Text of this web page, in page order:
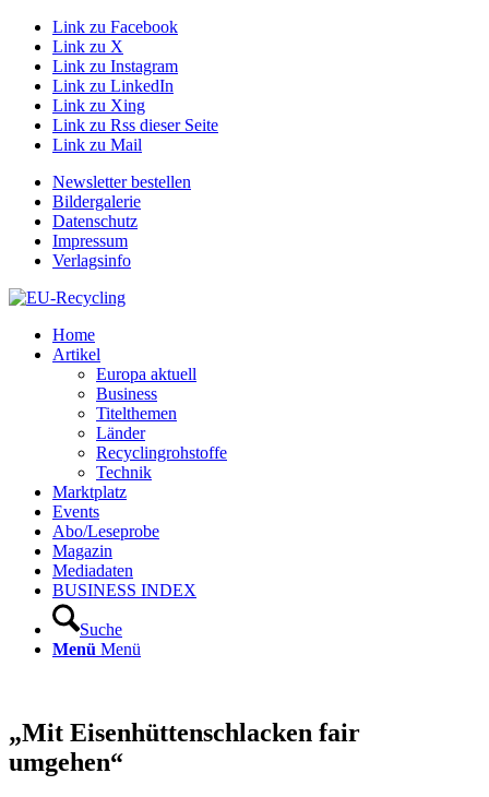
Link zu Facebook
Link zu X
Link zu Instagram
Link zu LinkedIn
Link zu Xing
Link zu Rss dieser Seite
Link zu Mail
Newsletter bestellen
Bildergalerie
Datenschutz
Impressum
Verlagsinfo
Home
Artikel
Europa aktuell
Business
Titelthemen
Länder
Recyclingrohstoffe
Technik
Marktplatz
Events
Abo/Leseprobe
Magazin
Mediadaten
BUSINESS INDEX
Suche
Menü Menü
„Mit Eisenhüttenschlacken fair
umgehen“